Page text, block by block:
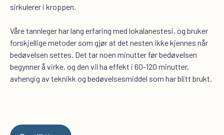
sirkulerer i kroppen.
Våre tannleger har lang erfaring med lokalanestesi, og bruker
forskjellige metoder som gjør at det nesten ikke kjennes når
bedøvelsen settes. Det tar noen minutter før bedøvelsen
begynner å virke, og den vil ha effekt i 60-120 minutter,
avhengig av teknikk og bedøvelsesmiddel som har blitt brukt.